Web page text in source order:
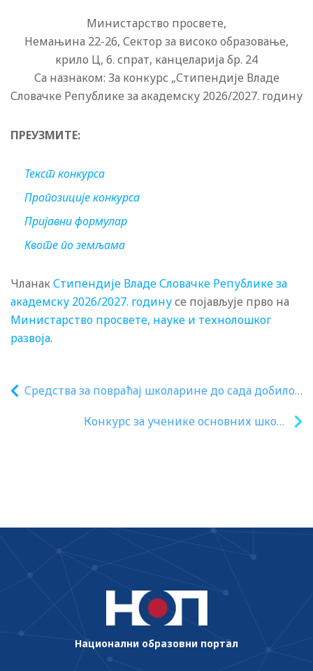
Министарство просвете,
Немањина 22-26, Сектор за високо образовање,
крило Ц, 6. спрат, канцеларија бр. 24
Са назнаком: За конкурс „Стипендије Владе
Словачке Републике за академску 2026/2027. годину
ПРЕУЗМИТЕ:
Текст конкурса
Пропозиције конкурса
Пријавни формулар
Квоте по земљама
ЧланакСтипендије Владе Словачке Републике за
академску 2026/2027. годинусе појављује прво на
Министарство просвете, науке и технолошког
развоја.
Средства за повраћај школарине до сада добило
Конкурс за ученике основних школа
Национални образовни портал